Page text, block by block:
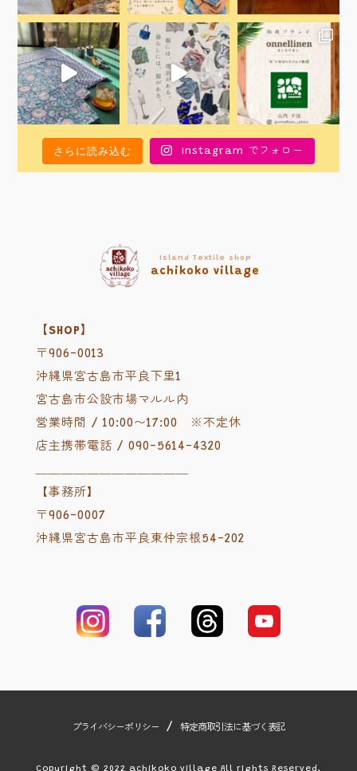
Island Textile shop
achikoko village
【SHOP】
〒906-0013
沖縄県宮古島市平良下里1
宮古島市公設市場マルル内
営業時間 / 10:00〜17:00 ※不定休
店主携帯電話 / 090-5614-4320
【事務所】
〒906-0007
沖縄県宮古島市平良東仲宗根54-202
さらに読み込む Instagram でフォロー
プライバシーポリシー / 特定商取引法に基づく表記
Copyright © 2022 achikoko village All rights Reserved.